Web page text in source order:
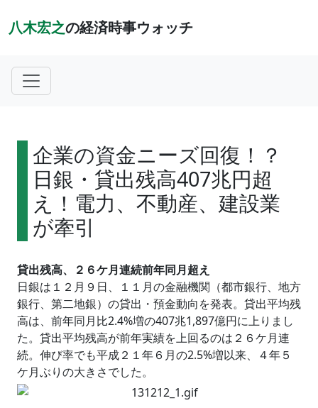
八木宏之の経済時事ウォッチ
企業の資金ニーズ回復！？
日銀・貸出残高407兆円超
え！電力、不動産、建設業
が牽引
貸出残高、２６ケ月連続前年同月超え
日銀は１２月９日、１１月の金融機関（都市銀行、地方
銀行、第二地銀）の貸出・預金動向を発表。貸出平均残
高は、前年同月比2.4%増の407兆1,897億円に上りまし
た。貸出平均残高が前年実績を上回るのは２６ケ月連
続。伸び率でも平成２１年６月の2.5%増以来、４年５
ケ月ぶりの大きさでした。